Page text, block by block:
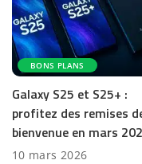
BONS PLANS
Galaxy S25 et S25+ :
profitez des remises
bienvenue en mars
10 mars 2026